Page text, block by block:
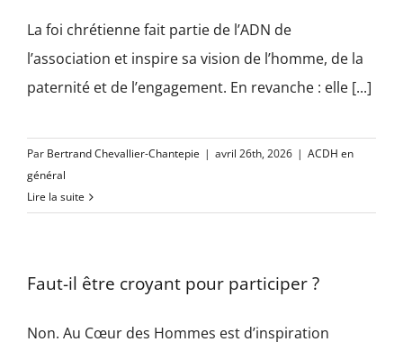
La foi chrétienne fait partie de l’ADN de
l’association et inspire sa vision de l’homme, de la
paternité et de l’engagement. En revanche : elle [...]
Par Bertrand Chevallier-Chantepie | avril 26th, 2026 | ACDH en
général
Lire la suite
Faut-il être croyant pour participer ?
Non. Au Cœur des Hommes est d’inspiration